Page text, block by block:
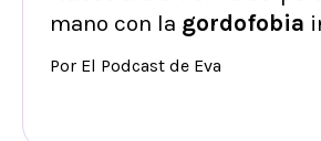
mano con la gordofobia
Por El Podcast de Eva